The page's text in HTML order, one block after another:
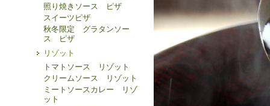
照り焼きソース ピザ
スイーツピザ
秋冬限定 グラタンソー
ス ピザ
リゾット
トマトソース リゾット
クリームソース リゾット
ミートソースカレー リゾ
ット